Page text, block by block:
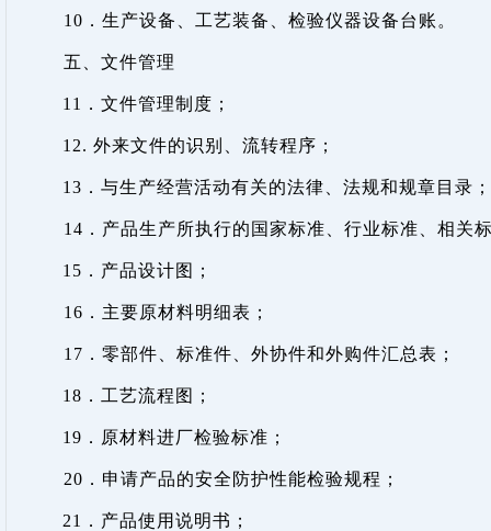
10 ．生产设备、工艺装备、检验仪器设备台账。
五、文件管理
11 ．文件管理制度；
12.外来文件的识别、流转程序；
13 ．与生产经营活动有关的法律、法规和规章目录
14 ．产品生产所执行的国家标准、行业标准、相关
15 ．产品设计图；
16 ．主要原材料明细表；
17 ．零部件、标准件、外协件和外购件汇总表；
18 ．工艺流程图；
19 ．原材料进厂检验标准；
20 ．申请产品的安全防护性能检验规程；
21 ．产品使用说明书；